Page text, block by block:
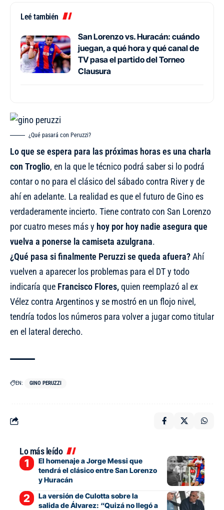
Leé también
San Lorenzo vs. Huracán: cuándo
juegan, a qué hora y qué canal de
TV pasa el partido del Torneo
Clausura
¿Qué pasará con Peruzzi?
Lo que se espera para las próximas horas es una charla
con Troglio, en la que le técnico podrá saber si lo podrá
contar o no para el clásico del sábado contra River y de
ahí en adelante. La realidad es que el futuro de Gino es
verdaderamente incierto. Tiene contrato con San Lorenzo
por cuatro meses más y hoy por hoy nadie asegura que
vuelva a ponerse la camiseta azulgrana.
¿Qué pasa si finalmente Peruzzi se queda afuera?Ahí
vuelven a aparecer los problemas para el DT y todo
indicaría que Francisco Flores,quien reemplazó al ex
Vélez contra Argentinos y se mostró en un flojo nivel,
tendría todos los números para volver a jugar como titular
en el lateral derecho.
EN: GINO PERUZZI
Lo más leído
El homenaje a Jorge Messi que
tendrá el clásico entre San Lorenzo
y Huracán
La versión de Culotta sobre la
salida de Álvarez: “Quizá no llegó a